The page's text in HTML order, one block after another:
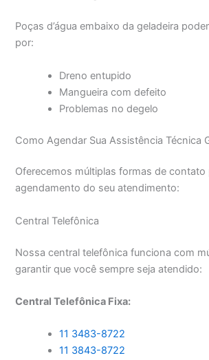
Poças d’água embaixo da geladeira
por:
Dreno entupido
Mangueira com defeito
Problemas no degelo
Como Agendar Sua Assistência Técnica
Oferecemos múltiplas formas de contato
agendamento do seu atendimento:
Central Telefônica
Nossa central telefônica funciona com
garantir que você sempre seja atendido:
Central Telefônica Fixa:
11 3483-8722
11 3843-8722